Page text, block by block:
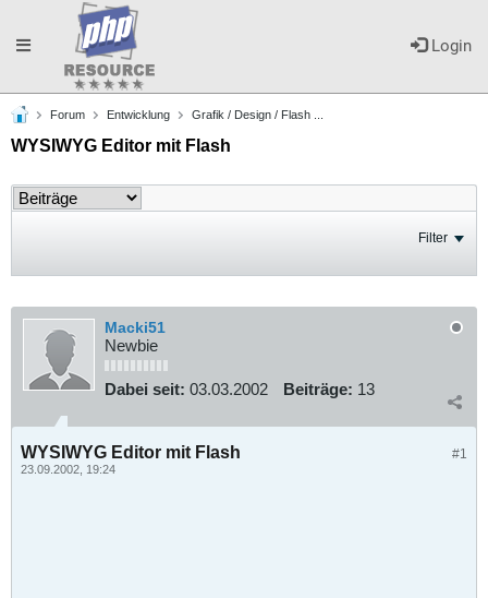
Login
Toggle
navigation
Forum Entwicklung Grafik / Design / Flash ...
WYSIWYG Editor mit Flash
Filter
Macki51
Newbie
Dabei seit: 03.03.2002 Beiträge: 13
#1
WYSIWYG Editor mit Flash
23.09.2002, 19:24